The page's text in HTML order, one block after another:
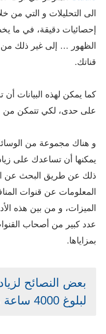
الى التحليلات و التي من
إحصائيات دقيقة، في ما
الظهور … إلى غير ذلك من
قناتك.
كما يمكن لهذه البيانات
على حدى، لكي تتمكن من
و هناك مجموعة من
يمكنها أن تساعدك على
ذلك عن طريق البحث عن
المعلومات عن قنوات
الميزات، و من بين هذه
عدد كبير من أصحاب
بمزاياها.
بعض النصائح
لبلوغ 4000 ساعة مشاهدة